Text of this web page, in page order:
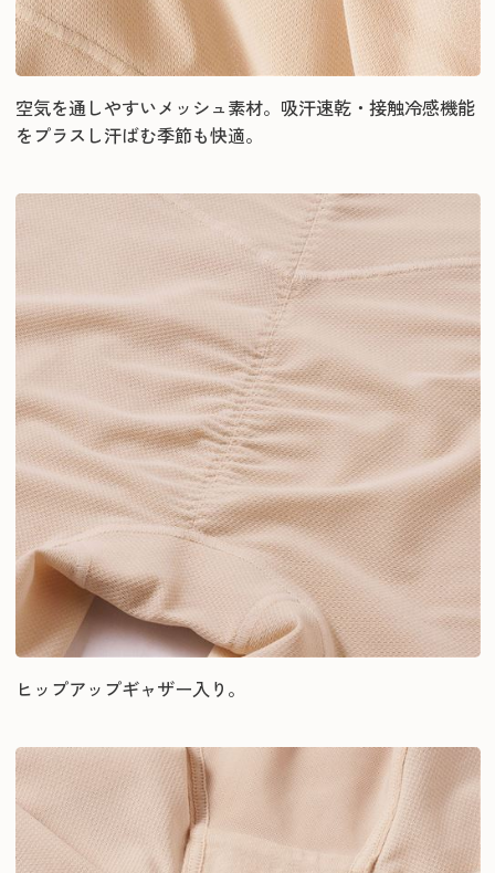
空気を通しやすいメッシュ素材。吸汗速乾・接触冷感機能
をプラスし汗ばむ季節も快適。
ヒップアップギャザー入り。